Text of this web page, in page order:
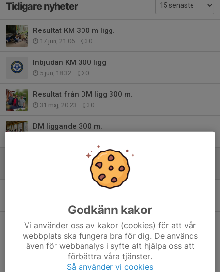
Tidigare nyheter
Resultat KM 300 m ligg.
17 jun, 21:06 0
Inbjudan KM 300 ligg
5 jun, 18:32 0
Resultat från DM ligg 300 m.
31 maj, 20:23 0
DM liggande 300 m.
Resultat från KM 300 m.
KM 300 m Liggande 17 juni 2025
Träning 300 m
27 apr 2025 0
300 m DM ställning 17 augusti
2 aug 2024 0
Godkänn kakor
Vi använder oss av kakor (cookies) för att vår
webbplats ska fungera bra för dig. De används
även för webbanalys i syfte att hjälpa oss att
förbättra våra tjänster.
Så använder vi cookies